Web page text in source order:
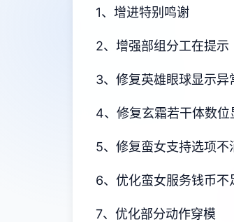
1、增进特别鸣谢
2、增强部组分工在提示
3、修复英雄眼球显示异
4、修复玄霜若干体数位
5、修复蛮女支持选项不
6、优化蛮女服务钱币不
7、优化部分动作穿模